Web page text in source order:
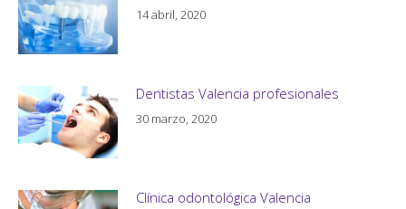
14 abril, 2020
Dentistas Valencia profesionales
30 marzo, 2020
Clínica odontológica Valencia